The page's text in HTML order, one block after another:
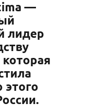
—
лидер
этого